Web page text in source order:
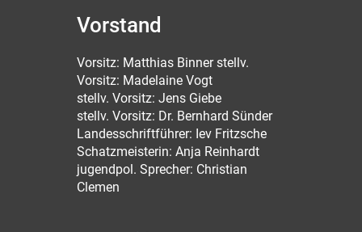
Vorstand
Vorsitz: Matthias Binner stellv.
Vorsitz: Madelaine Vogt
stellv. Vorsitz: Jens Giebe
stellv. Vorsitz: Dr. Bernhard Sünder
Landesschriftführer: Iev Fritzsche
Schatzmeisterin: Anja Reinhardt
jugendpol. Sprecher: Christian
Clemen